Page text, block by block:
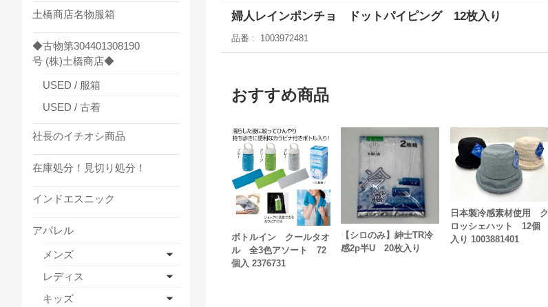
婦人レインポンチョ ドットパイピング 12枚入り
品番 1003972481
おすすめ商品
ボトルイン クールタオ
ル 全3色アソート 72
個入 2376731
【シロのみ】紳士TR冷
感2p半U 20枚入り
日本製冷感素材使用 ク
ロッシェハット 12個
入り 1003881401
土橋商店名物服箱
◆古物第304401308190
号 (株)土橋商店◆
USED / 服箱
USED / 古着
社長のイチオシ商品
在庫処分！見切り処分！
インドエスニック
アパレル
メンズ
レディス
キッズ